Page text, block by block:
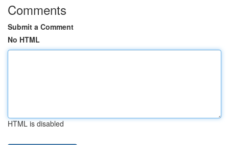
Comments
Submit a Comment
No HTML
HTML is disabled